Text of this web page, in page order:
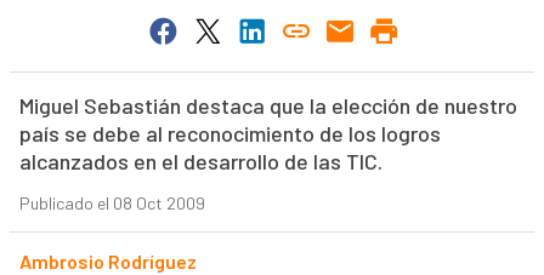
Miguel Sebastián destaca que la elección de nuestro
país se debe al reconocimiento de los logros
alcanzados en el desarrollo de las TIC.
Publicado el 08 Oct 2009
Ambrosio Rodríguez